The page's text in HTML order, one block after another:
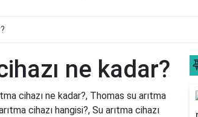
ne kadar?
cihazı ne kadar?, Thomas su arıtma
cihazı hangisi?, Su arıtma cihazı